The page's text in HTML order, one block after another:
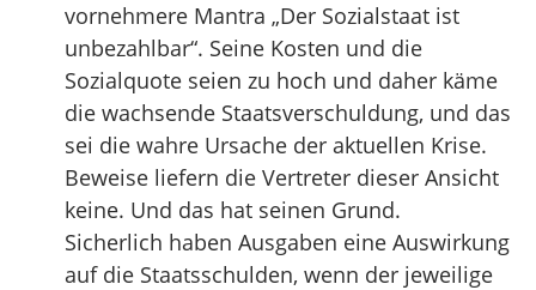
vornehmere Mantra „Der Sozialstaat ist
unbezahlbar“. Seine Kosten und die
Sozialquote seien zu hoch und daher käme
die wachsende Staatsverschuldung, und das
sei die wahre Ursache der aktuellen Krise.
Beweise liefern die Vertreter dieser Ansicht
keine. Und das hat seinen Grund.
Sicherlich haben Ausgaben eine Auswirkung
auf die Staatsschulden, wenn der jeweilige